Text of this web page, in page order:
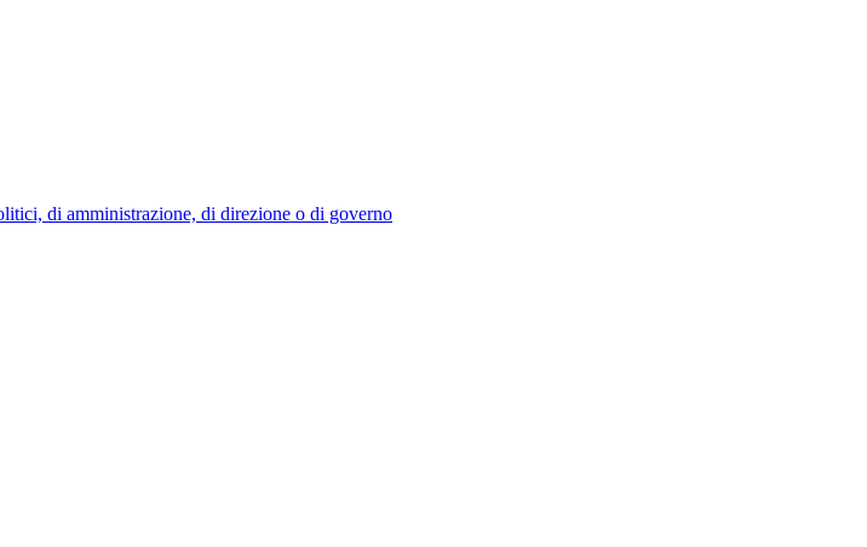
di amministrazione, di direzione o di governo